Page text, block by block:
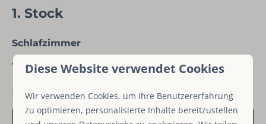
Kinderhochstuhl
Region
Region Winterberg
1. Stock
Schlafzimmer
Doppelbett: 1
Karte
Diese Website verwendet Cookies
Wir verwenden Cookies, um Ihre Benutzererfahrung
zu optimieren, personalisierte Inhalte bereitzustellen